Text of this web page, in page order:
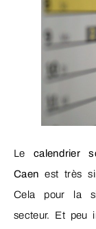
Lecalendrier
Caen est très
Cela pour la
secteur. Et peu